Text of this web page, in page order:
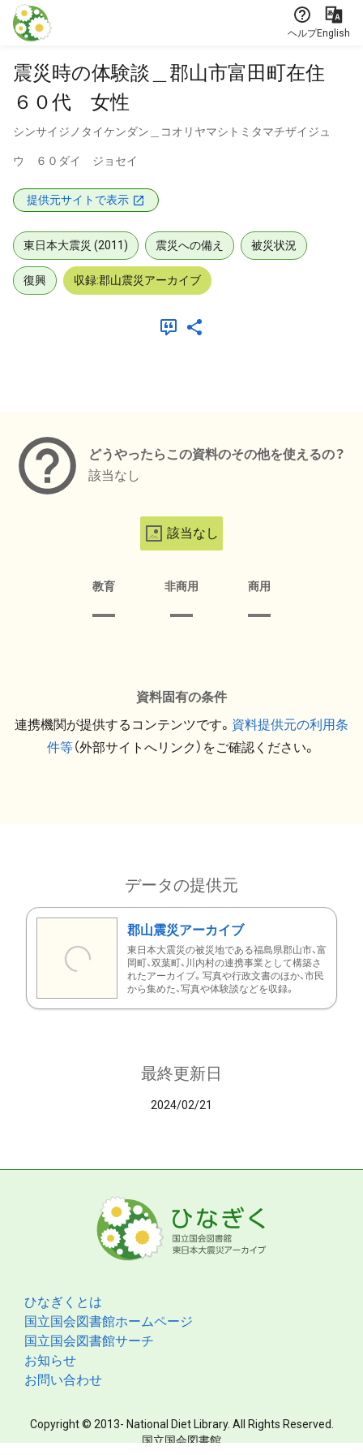
本文に飛ぶ
ヘルプEnglish
震災時の体験談＿郡山市富田町在住
６０代 女性
シンサイジノタイケンダン＿コオリヤマシトミタマチザイジュ
ウ ６０ダイ ジョセイ
提供元サイトで表示
東日本大震災 (2011) 震災への備え 被災状況
復興 収録:郡山震災アーカイブ
どうやったらこの資料のその他を使えるの？
該当なし
該当なし
教育 非商用 商用
資料固有の条件
連携機関が提供するコンテンツです。 資料提供元の利用条
件等（外部サイトへリンク）をご確認ください。
データの提供元
郡山震災アーカイブ
東日本大震災の被災地である福島県郡山市、富
岡町、双葉町、川内村の連携事業として構築さ
れたアーカイブ。写真や行政文書のほか、市民
から集めた、写真や体験談などを収録。
最終更新日
2024/02/21
ひなぎくとは
国立国会図書館ホームページ
国立国会図書館サーチ
お知らせ
お問い合わせ
Copyright © 2013- National Diet Library. All Rights Reserved.